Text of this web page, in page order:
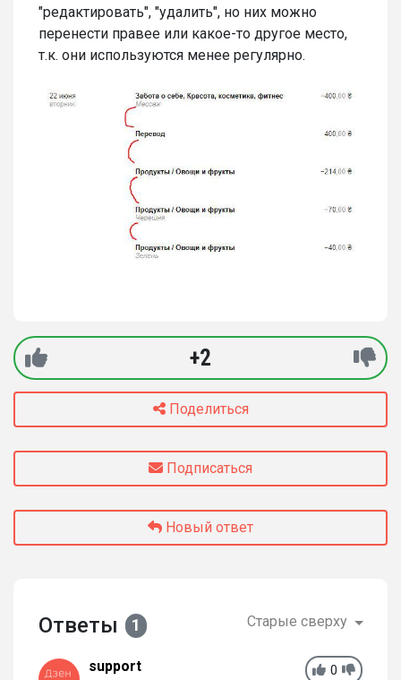
"редактировать", "удалить", но них можно
перенести правее или какое-то другое место,
т.к. они используются менее регулярно.
+2
Поделиться
Подписаться
Новый ответ
Ответы 1 Старые сверху
0
support